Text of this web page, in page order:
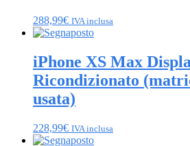
288,99€ IVA inclusa
iPhone XS Max
Ricondizionato
usata)
228,99€ IVA inclusa